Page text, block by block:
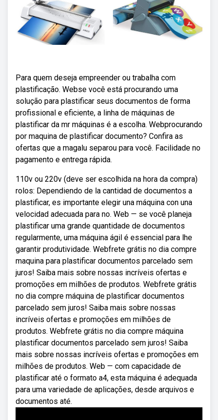
Para quem deseja empreender ou trabalha com
plastificação. Webse você está procurando uma
solução para plastificar seus documentos de forma
profissional e eficiente, a linha de máquinas de
plastificar da mr máquinas é a escolha. Webprocurando
por maquina de plastificar documento? Confira as
ofertas que a magalu separou para você. Facilidade no
pagamento e entrega rápida.
110v ou 220v (deve ser escolhida na hora da compra)
rolos: Dependiendo de la cantidad de documentos a
plastificar, es importante elegir una máquina con una
velocidad adecuada para no. Web — se você planeja
plastificar uma grande quantidade de documentos
regularmente, uma máquina ágil é essencial para lhe
garantir produtividade. Webfrete grátis no dia compre
maquina para plastificar documentos parcelado sem
juros! Saiba mais sobre nossas incríveis ofertas e
promoções em milhões de produtos. Webfrete grátis
no dia compre máquina de plastificar documentos
parcelado sem juros! Saiba mais sobre nossas
incríveis ofertas e promoções em milhões de
produtos. Webfrete grátis no dia compre máquina
plastificar documentos parcelado sem juros! Saiba
mais sobre nossas incríveis ofertas e promoções em
milhões de produtos. Web — com capacidade de
plastificar até o formato a4, esta máquina é adequada
para uma variedade de aplicações, desde arquivos e
documentos até.